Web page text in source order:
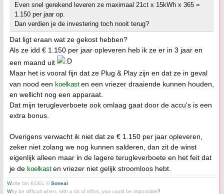
Even snel gerekend leveren ze maximaal 21ct x 15kWh x 365 =
1.150 per jaar op.
Dan verdien je de investering toch nooit terug?
Dat ligt eraan wat ze gekost hebben?
Als ze idd € 1.150 per jaar opleveren heb ik ze er in 3 jaar en
een maand uit
Maar het is vooral fijn dat ze Plug & Play zijn en dat ze in geval
van nood een koelkasten een vriezer draaiende kunnen houden,
en wellicht nog een apparaat.
Dat mijn terugleverboete ook omlaag gaat door de accu's is een
extra bonus.
Overigens verwacht ik niet dat ze € 1.150 per jaar opleveren,
zeker niet zolang we nog kunnen salderen, dan zit de winst
eigenlijk alleen maar in de lagere terugleverboete en het feit dat
je de koelkasten vriezer niet gelijk stroomloos hebt.
Wullie bin KOEL © Soneal
Why be difficult when, with a bit of effort, you could be impossible?